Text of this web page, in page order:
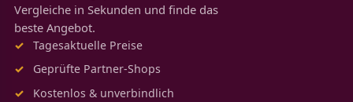
Vergleiche in Sekunden und finde das
beste Angebot.
Tagesaktuelle Preise
Geprüfte Partner-Shops
Kostenlos & unverbindlich